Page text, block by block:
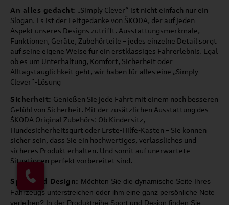
An alles gedacht: „Simply Clever“ ist nicht einfach nur ein
Slogan. Es ist der Leitgedanke von ŠKODA, der auf jeden
Aspekt unseres Designs zutrifft. Ausstattungsmerkmale,
Funktionen, Geräte, Zubehörteile – jedes einzelne Detail sorgt
auf seine eigene Weise für ein erstklassiges Fahrerlebnis. Egal
ob es um Unterhaltung, Komfort, Sicherheit oder
Alltagstauglichkeit geht, wir haben für alles eine „Simply
Clever“-Lösung
Sicherheit: Genießen Sie jede Fahrt mit einem noch besseren
Gefühl von Sicherheit. Mit der zusätzlichen Ausstattung des
ŠKODA Original Zubehörs: Ob Kindersitz,
Hundesicherheitsgurt oder Erste-Hilfe-Kasten – Sie können
sicher sein, dass Sie ein hochwertiges, verlässliches und
sicheres Produkt erhalten. Und somit auf unerwartete
Situationen perfekt vorbereitet sind.
Sport und Design: Möchten Sie die dynamische Seite Ihres
Fahrzeugs unterstreichen oder ihm eine ganz persönliche Note
verleihen? In der Produktreihe Sport und Design finden Sie